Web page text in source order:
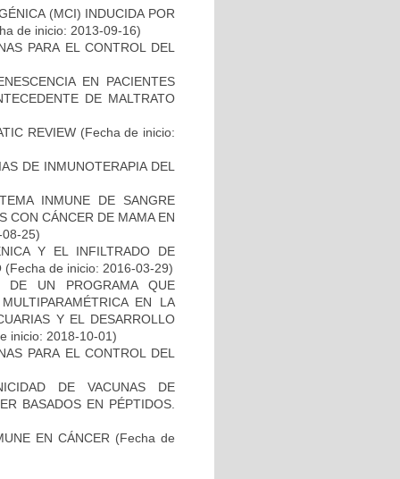
(MCI) INDUCIDA POR
de inicio: 2013-09-16)
PARA EL CONTROL DEL
EN PACIENTES
DE MALTRATO
REVIEW (Fecha de inicio:
DE INMUNOTERAPIA DEL
INMUNE DE SANGRE
CON CÁNCER DE MAMA EN
25)
Y EL INFILTRADO DE
(Fecha de inicio: 2016-03-29)
DE UN PROGRAMA QUE
EN LA
Y EL DESARROLLO
inicio: 2018-10-01)
PARA EL CONTROL DEL
DE VACUNAS DE
BASADOS EN PÉPTIDOS.
EN CÁNCER (Fecha de